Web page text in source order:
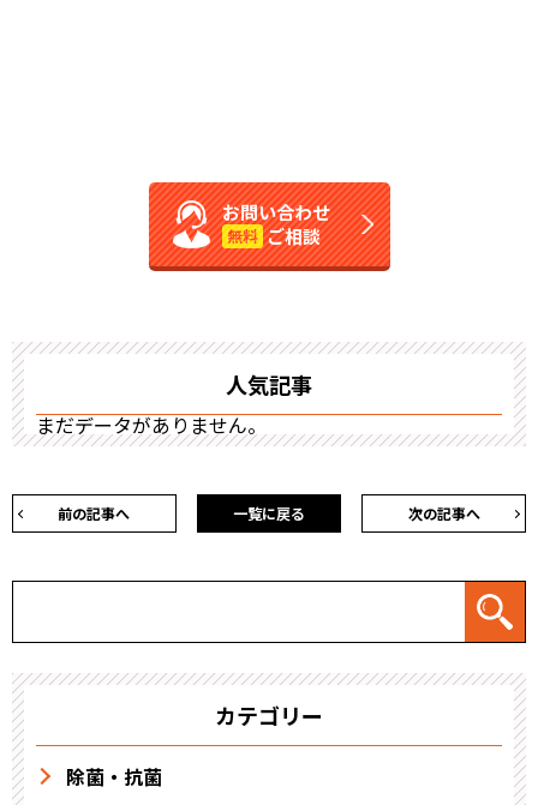
お問い合わせ
無料 ご相談
人気記事
まだデータがありません。
前の記事へ 次の記事へ
一覧に戻る
カテゴリー
除菌・抗菌